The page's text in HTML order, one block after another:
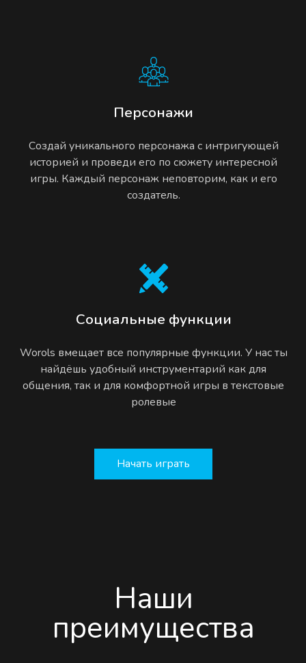
Персонажи
Создай уникального персонажа с интригующей
историей и проведи его по сюжету интересной
игры. Каждый персонаж неповторим, как и его
создатель.
Социальные функции
Worols вмещает все популярные функции. У нас ты
найдёшь удобный инструментарий как для
общения, так и для комфортной игры в текстовые
ролевые
Начать играть
Наши
преимущества